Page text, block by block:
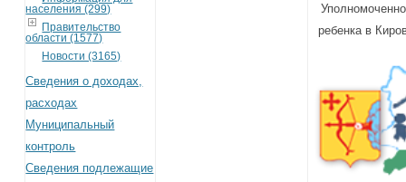
населения (299)
Правительство
области (1577)
Новости (3165)
Сведения о доходах,
расходах
Муниципальный
контроль
Сведения подлежащие
ребенка в